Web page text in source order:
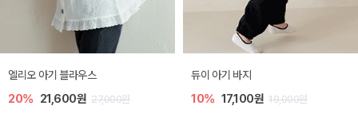
엘리오 아기 블라우스
20% 21,600원 27,000원
듀이 아기 바지
10% 17,100원 19,000원